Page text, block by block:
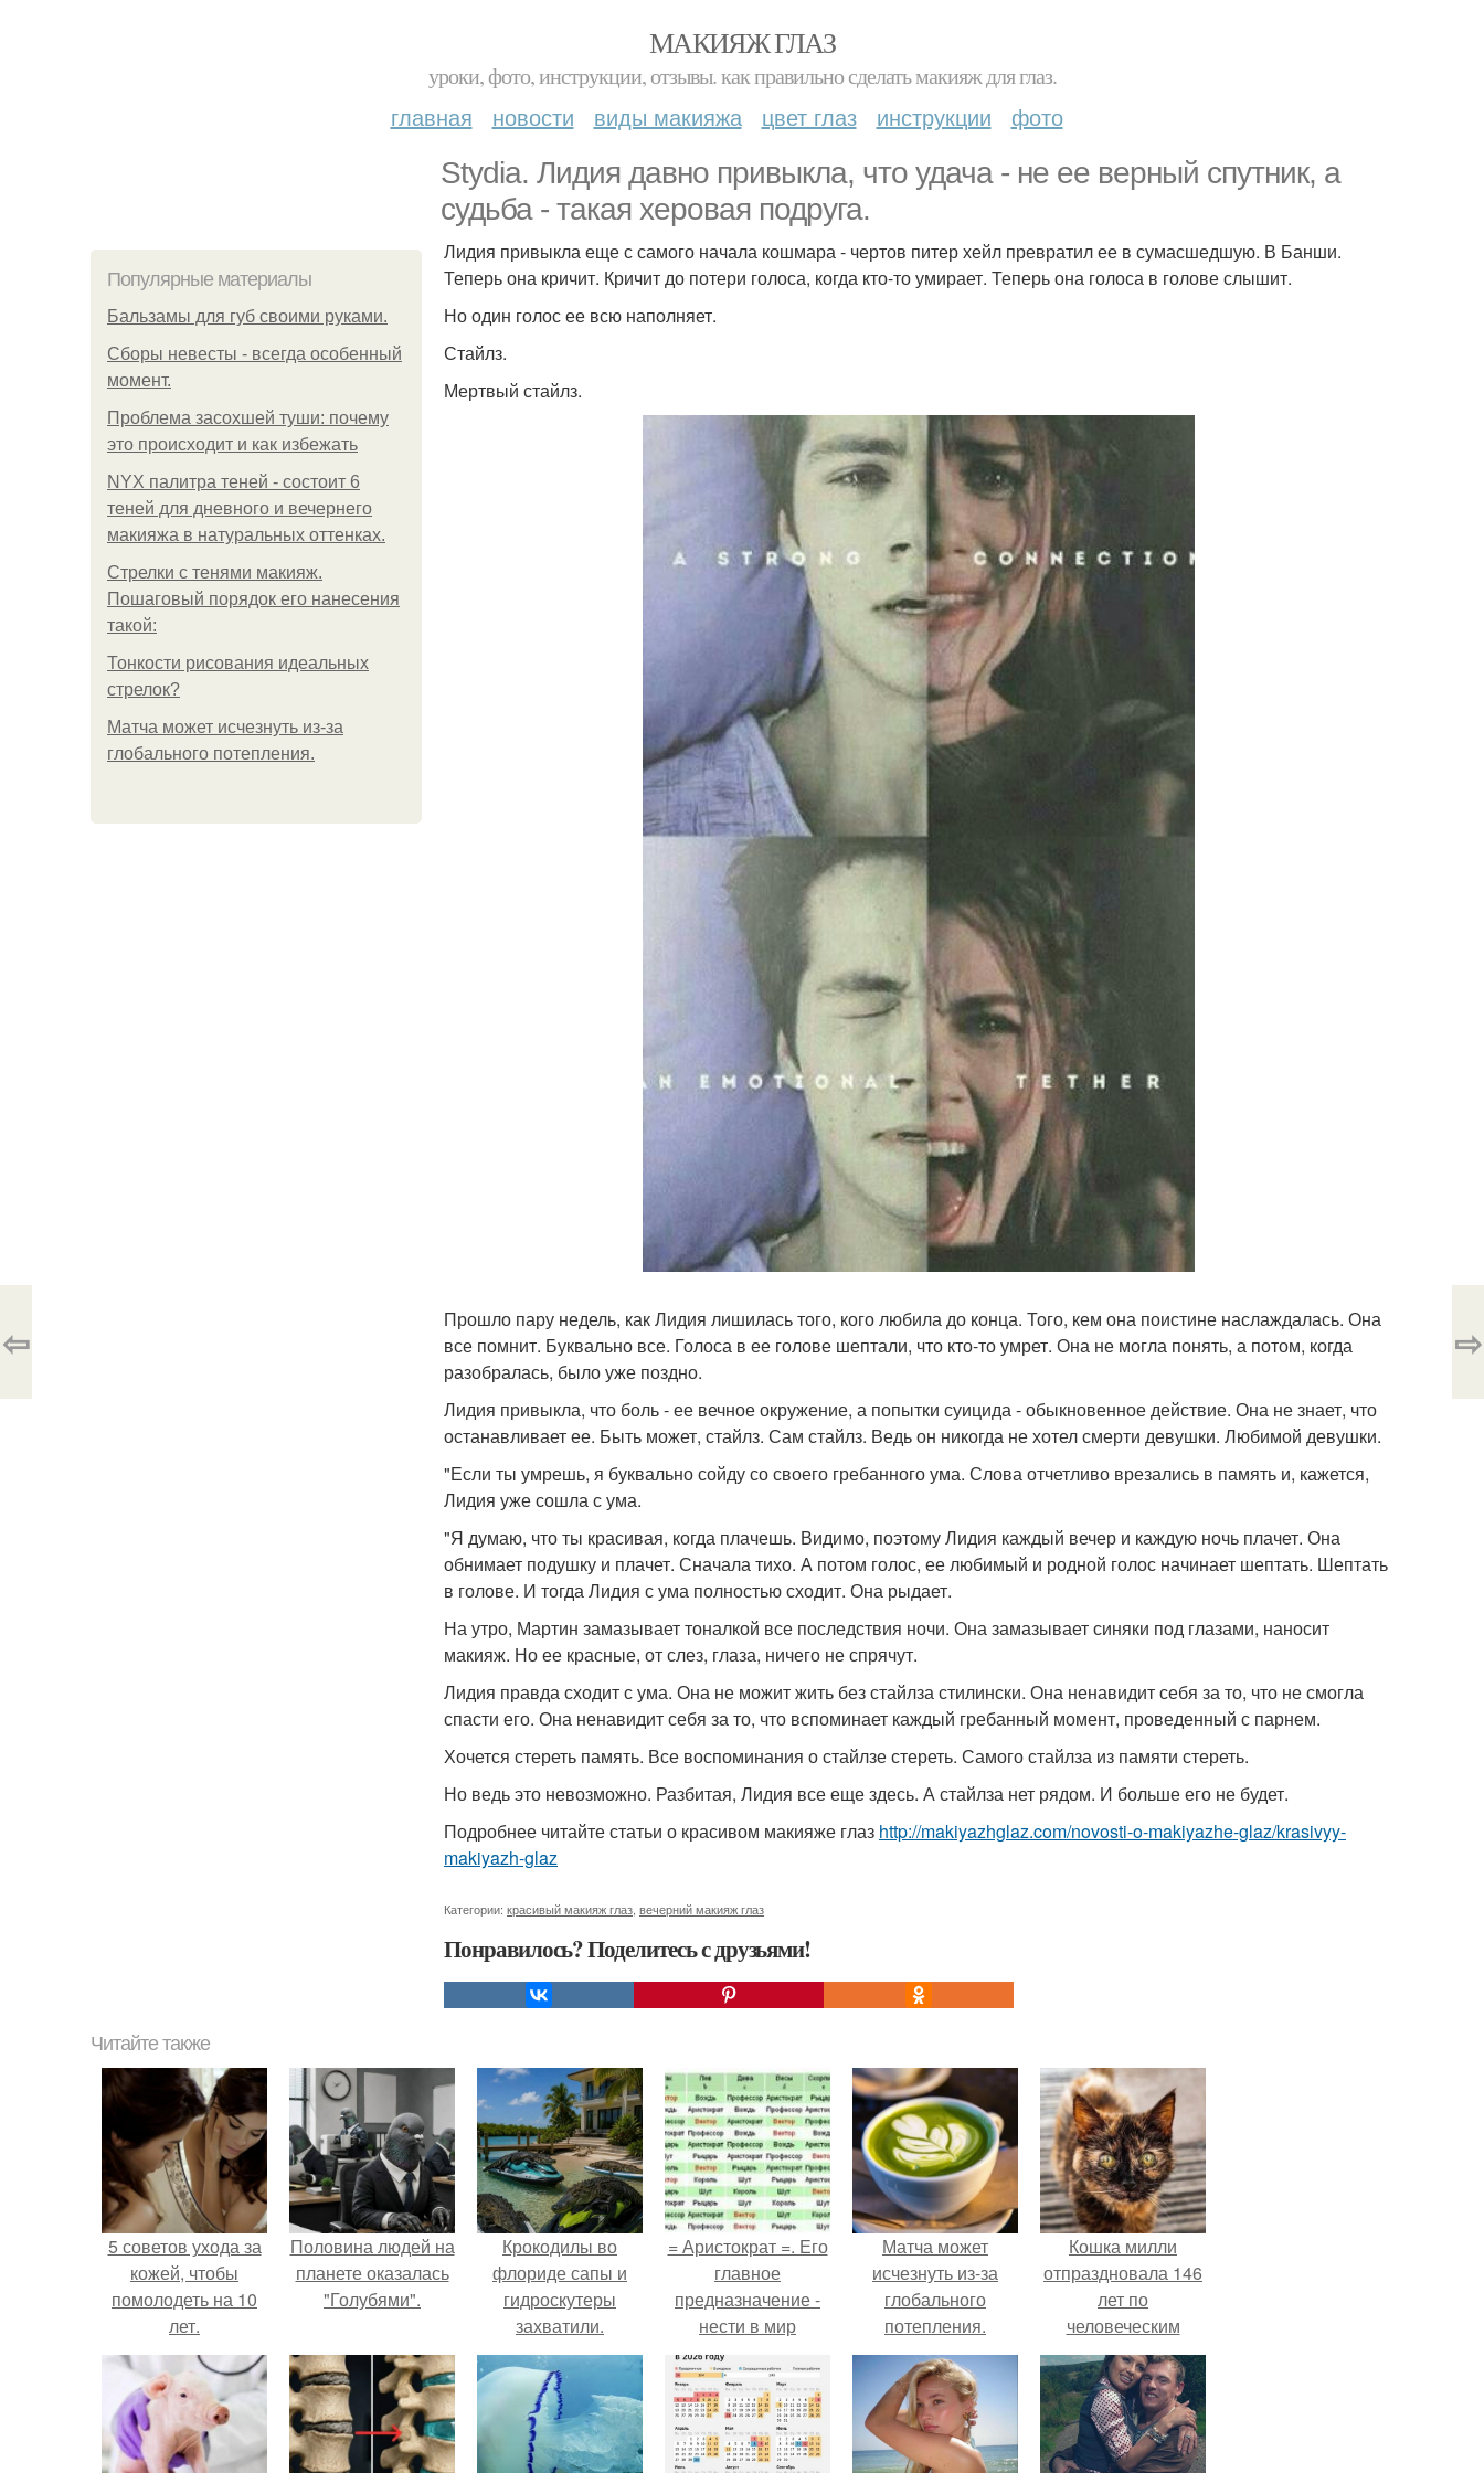
МАКИЯЖ ГЛАЗ
уроки, фото, инструкции, отзывы. как правильно сделать макияж для глаз.
главная новости виды макияжа цвет глаз инструкции фото
Stydia. Лидия давно привыкла, что удача - не ее верный спутник, а
судьба - такая херовая подруга.
Популярные материалы
Бальзамы для губ своими руками.
Сборы невесты - всегда особенный
момент.
Проблема засохшей туши: почему
это происходит и как избежать
NYX палитра теней - состоит 6
теней для дневного и вечернего
макияжа в натуральных оттенках.
Стрелки с тенями макияж.
Пошаговый порядок его нанесения
такой:
Тонкости рисования идеальных
стрелок?
Матча может исчезнуть из-за
глобального потепления.
Лидия привыкла еще с самого начала кошмара - чертов питер хейл превратил ее в сумасшедшую. В Банши.
Теперь она кричит. Кричит до потери голоса, когда кто-то умирает. Теперь она голоса в голове слышит.
Но один голос ее всю наполняет.
Стайлз.
Мертвый стайлз.
Прошло пару недель, как Лидия лишилась того, кого любила до конца. Того, кем она поистине наслаждалась. Она
все помнит. Буквально все. Голоса в ее голове шептали, что кто-то умрет. Она не могла понять, а потом, когда
разобралась, было уже поздно.
Лидия привыкла, что боль - ее вечное окружение, а попытки суицида - обыкновенное действие. Она не знает, что
останавливает ее. Быть может, стайлз. Сам стайлз. Ведь он никогда не хотел смерти девушки. Любимой девушки.
"Если ты умрешь, я буквально сойду со своего гребанного ума. Слова отчетливо врезались в память и, кажется,
Лидия уже сошла с ума.
"Я думаю, что ты красивая, когда плачешь. Видимо, поэтому Лидия каждый вечер и каждую ночь плачет. Она
обнимает подушку и плачет. Сначала тихо. А потом голос, ее любимый и родной голос начинает шептать. Шептать
в голове. И тогда Лидия с ума полностью сходит. Она рыдает.
На утро, Мартин замазывает тоналкой все последствия ночи. Она замазывает синяки под глазами, наносит
макияж. Но ее красные, от слез, глаза, ничего не спрячут.
Лидия правда сходит с ума. Она не можит жить без стайлза стилински. Она ненавидит себя за то, что не смогла
спасти его. Она ненавидит себя за то, что вспоминает каждый гребанный момент, проведенный с парнем.
Хочется стереть память. Все воспоминания о стайлзе стереть. Самого стайлза из памяти стереть.
Но ведь это невозможно. Разбитая, Лидия все еще здесь. А стайлза нет рядом. И больше его не будет.
Подробнее читайте статьи о красивом макияже глаз http://makiyazhglaz.com/novosti-o-makiyazhe-glaz/krasivyy-
makiyazh-glaz
Категории: красивый макияж глаз вечерний макияж глаз
Понравилось? Поделитесь с друзьями!
⇦ ⇨
Читайте также
5 советов ухода за
кожей, чтобы
помолодеть на 10
лет.
Половина людей на
планете оказалась
"Голубями".
Крокодилы во
флориде сапы и
гидроскутеры
захватили.
= Аристократ =. Его
главное
предназначение -
нести в мир
красоту.
Матча может
исчезнуть из-за
глобального
потепления.
Кошка милли
отпраздновала 146
лет по
человеческим
Меркам и
претендует на
звание самой
старой в мире.